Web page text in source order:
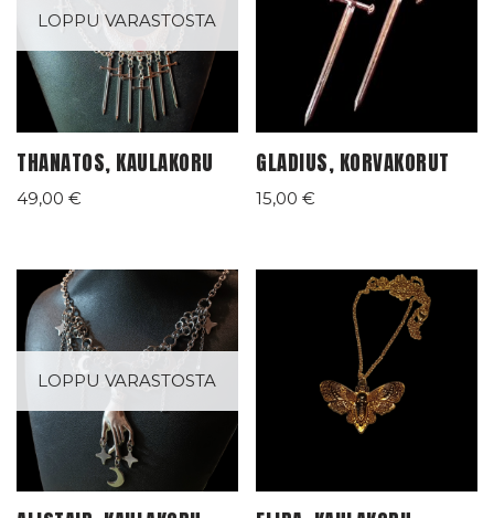
LOPPU VARASTOSTA
THANATOS, KAULAKORU
49,00 €
GLADIUS, KORVAKORUT
15,00€
LOPPU VARASTOSTA